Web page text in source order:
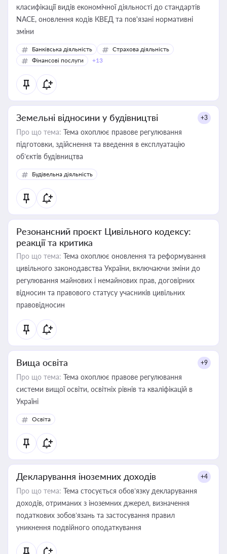
класифікації видів економічної діяльності до стандартів
NACE, оновлення кодів КВЕД та пов'язані нормативні
зміни
Банківська діяльність
Страхова діяльність
Фінансові послуги
+13
Земельні відносини у будівництві +3
Про що тема: Тема охоплює правове регулювання
підготовки, здійснення та введення в експлуатацію
об’єктів будівництва
Будівельна діяльність
Резонансний проєкт Цивільного кодексу:
реакції та критика
Про що тема: Тема охоплює оновлення та реформування
цивільного законодавства України, включаючи зміни до
регулювання майнових і немайнових прав, договірних
відносин та правового статусу учасників цивільних
правовідносин
Вища освіта +9
Про що тема: Тема охоплює правове регулювання
системи вищої освіти, освітніх рівнів та кваліфікацій в
Україні
Освіта
Декларування іноземних доходів +4
Про що тема: Тема стосується обов’язку декларування
доходів, отриманих з іноземних джерел, визначення
податкових зобов’язань та застосування правил
уникнення подвійного оподаткування